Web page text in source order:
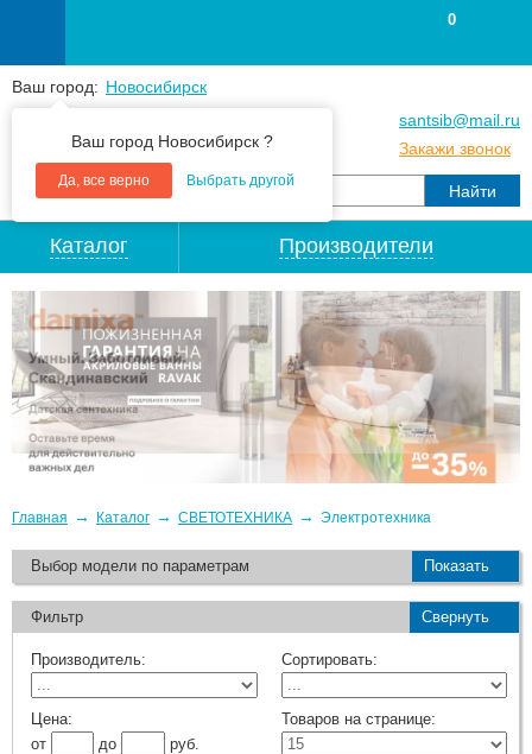
Ваш город: Новосибирск
Ваш город Новосибирск ?
Да, все верно Выбрать другой
+7(383) 213 79 30
santsib@mail.ru
Закажи звонок
0
Каталог Производители
Главная → Каталог → СВЕТОТЕХНИКА → Электротехника
Выбор модели по параметрам Показать
Фильтр Свернуть
Производитель: Сортировать:
Цена:
от
до руб.
Товаров на странице: